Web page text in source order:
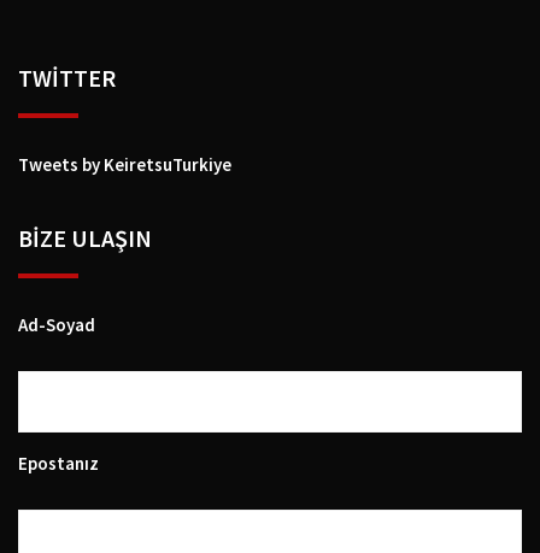
TWİTTER
Tweets by KeiretsuTurkiye
BIZE ULAŞIN
Ad-Soyad
Epostanız